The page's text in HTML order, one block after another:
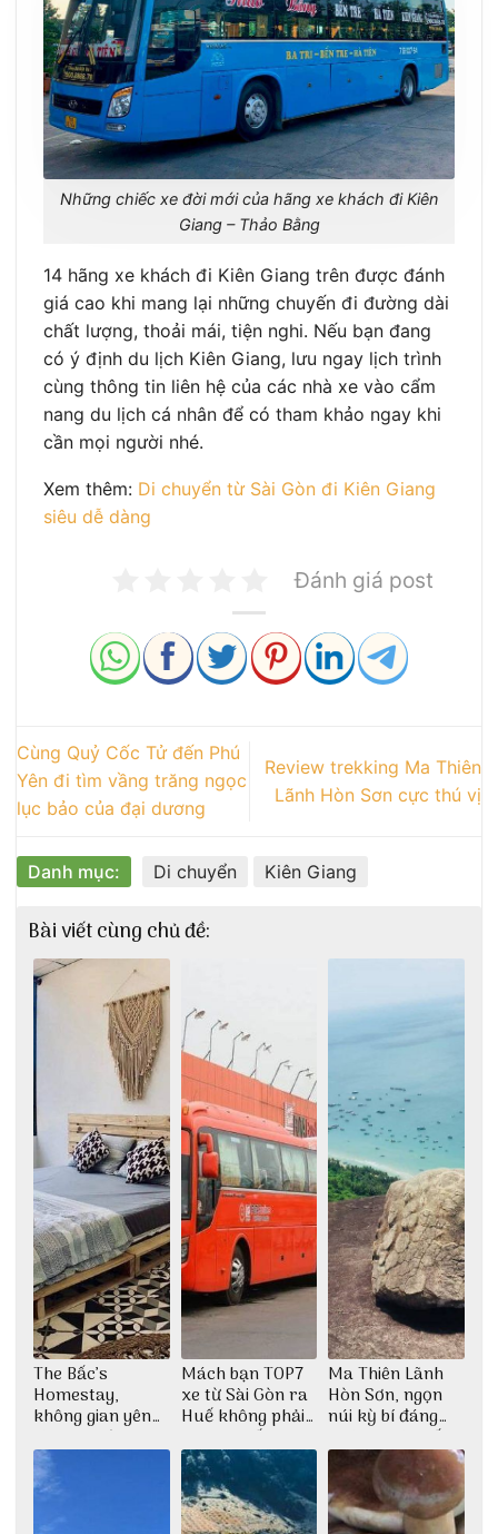
Những chiếc xe đời mới của hãng xe khách đi Kiên
Giang – Thảo Bằng
14 hãng xe khách đi Kiên Giang trên được đánh
giá cao khi mang lại những chuyến đi đường dài
chất lượng, thoải mái, tiện nghi. Nếu bạn đang
có ý định du lịch Kiên Giang, lưu ngay lịch trình
cùng thông tin liên hệ của các nhà xe vào cẩm
nang du lịch cá nhân để có tham khảo ngay khi
cần mọi người nhé.
Xem thêm: Di chuyển từ Sài Gòn đi Kiên Giang
siêu dễ dàng
Đánh giá post
Cùng Quỷ Cốc Tử đến Phú
Yên đi tìm vầng trăng ngọc
lục bảo của đại dương
Review trekking Ma Thiên
Lãnh Hòn Sơn cực thú vị
Danh mục: Di chuyển Kiên Giang
Bài viết cùng chủ đề:
The Bấc’s
Homestay,
không gian yên
bình tại Hòn Sơn
Mách bạn TOP7
xe từ Sài Gòn ra
Huế không phải
ai cũng biết
Ma Thiên Lãnh
Hòn Sơn, ngọn
núi kỳ bí đáng
khám phá nhất